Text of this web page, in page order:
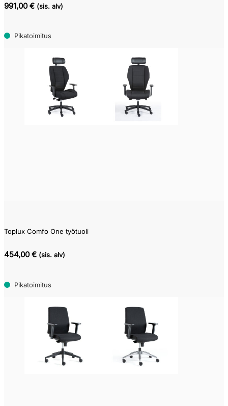
Tilaustuote
991,00 € (sis. alv)
Pikatoimitus
Toplux Comfo One työtuoli
454,00 € (sis. alv)
Pikatoimitus